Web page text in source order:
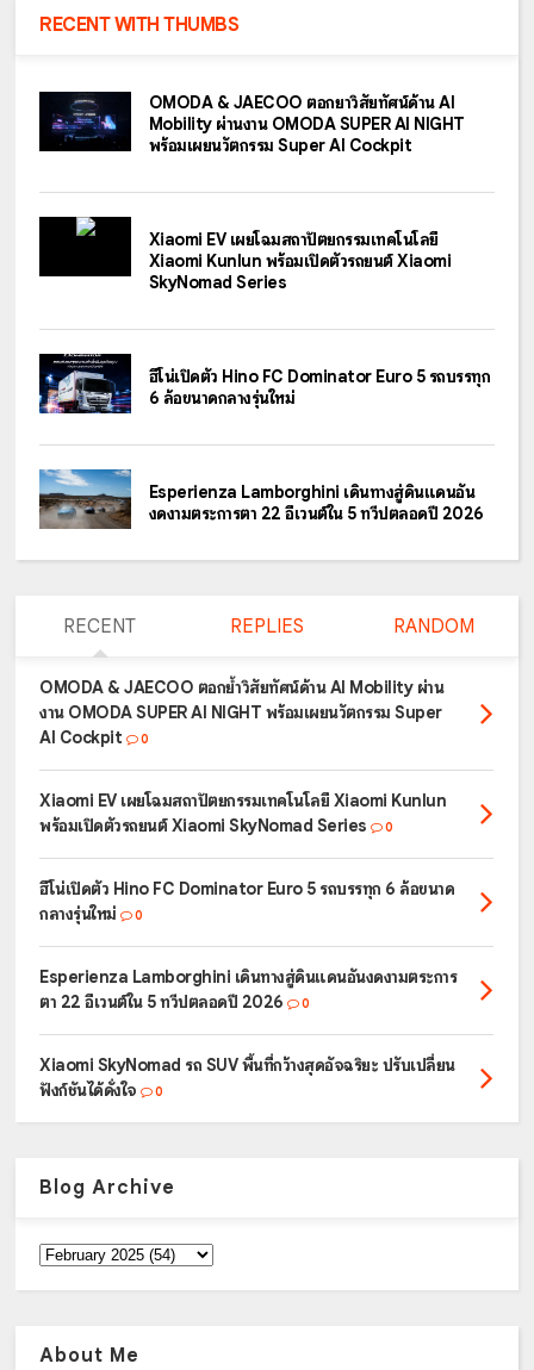
RECENT WITH THUMBS
OMODA & JAECOO ตอกย้ำวิสัยทัศน์ด้าน AI
Mobility ผ่านงาน OMODA SUPER AI NIGHT
พร้อมเผยนวัตกรรม Super AI Cockpit
Xiaomi EV เผยโฉมสถาปัตยกรรมเทคโนโลยี
Xiaomi Kunlun พร้อมเปิดตัวรถยนต์ Xiaomi
SkyNomad Series
ฮีโน่เปิดตัว Hino FC Dominator Euro 5 รถบรรทุก
6 ล้อขนาดกลางรุ่นใหม่
Esperienza Lamborghini เดินทางสู่ดินแดนอัน
งดงามตระการตา 22 อีเวนต์ใน 5 ทวีปตลอดปี 2026
RECENT REPLIES RANDOM
OMODA & JAECOO ตอกย้ำวิสัยทัศน์ด้าน AI Mobility ผ่าน
งาน OMODA SUPER AI NIGHT พร้อมเผยนวัตกรรม Super
AI Cockpit
0
Xiaomi EV เผยโฉมสถาปัตยกรรมเทคโนโลยี Xiaomi Kunlun
พร้อมเปิดตัวรถยนต์ Xiaomi SkyNomad Series
0
ฮีโน่เปิดตัว Hino FC Dominator Euro 5 รถบรรทุก 6 ล้อขนาด
กลางรุ่นใหม่
0
Esperienza Lamborghini เดินทางสู่ดินแดนอันงดงามตระการ
ตา 22 อีเวนต์ใน 5 ทวีปตลอดปี 2026
0
Xiaomi SkyNomad รถ SUV พื้นที่กว้างสุดอัจฉริยะ ปรับเปลี่ยน
ฟังก์ชันได้ดั่งใจ
0
Blog Archive
About Me